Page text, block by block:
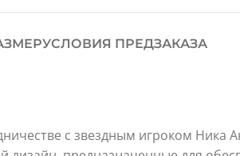
УСЛОВИЯ ПРЕДЗАКАЗА
с звездным игроком Ника